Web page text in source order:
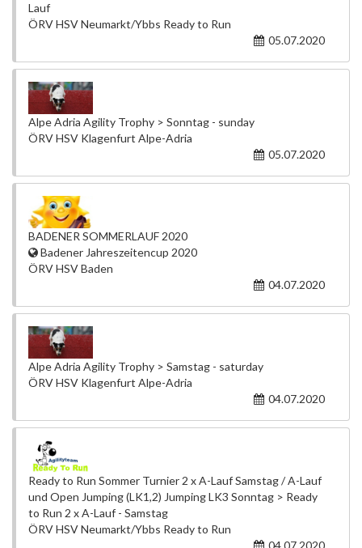
Lauf
ÖRV HSV Neumarkt/Ybbs Ready to Run
05.07.2020
Alpe Adria Agility Trophy > Sonntag - sunday
ÖRV HSV Klagenfurt Alpe-Adria
05.07.2020
BADENER SOMMERLAUF 2020
Badener Jahreszeitencup 2020
ÖRV HSV Baden
04.07.2020
Alpe Adria Agility Trophy > Samstag - saturday
ÖRV HSV Klagenfurt Alpe-Adria
04.07.2020
Ready to Run Sommer Turnier 2 x A-Lauf Samstag / A-Lauf
und Open Jumping (LK1,2) Jumping LK3 Sonntag > Ready
to Run 2 x A-Lauf - Samstag
ÖRV HSV Neumarkt/Ybbs Ready to Run
04.07.2020